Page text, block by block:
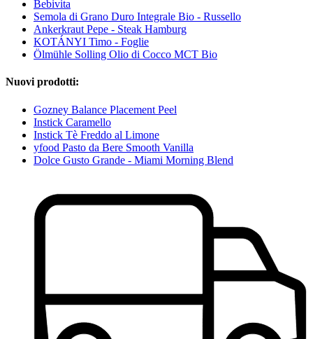
Bebivita
Semola di Grano Duro Integrale Bio - Russello
Ankerkraut Pepe - Steak Hamburg
KOTÁNYI Timo - Foglie
Ölmühle Solling Olio di Cocco MCT Bio
Nuovi prodotti:
Gozney Balance Placement Peel
Instick Caramello
Instick Tè Freddo al Limone
yfood Pasto da Bere Smooth Vanilla
Dolce Gusto Grande - Miami Morning Blend